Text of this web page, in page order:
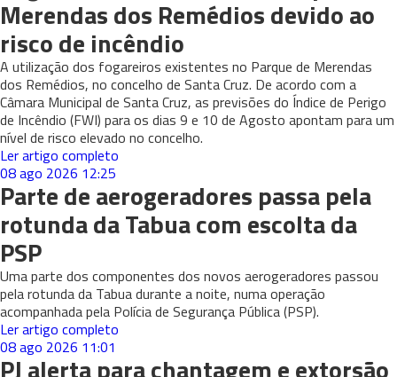
Merendas dos Remédios devido ao
risco de incêndio
A utilização dos fogareiros existentes no Parque de Merendas
dos Remédios, no concelho de Santa Cruz. De acordo com a
Câmara Municipal de Santa Cruz, as previsões do Índice de Perigo
de Incêndio (FWI) para os dias 9 e 10 de Agosto apontam para um
nível de risco elevado no concelho.
Ler artigo completo
08 ago 2026 12:25
Parte de aerogeradores passa pela
rotunda da Tabua com escolta da
PSP
Uma parte dos componentes dos novos aerogeradores passou
pela rotunda da Tabua durante a noite, numa operação
acompanhada pela Polícia de Segurança Pública (PSP).
Ler artigo completo
08 ago 2026 11:01